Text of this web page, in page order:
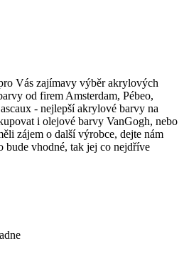
Vás zajímavy výběr akrylových
od firem Amsterdam, Pébeo,
- nejlepší akrylové barvy na
i olejové barvy VanGogh, nebo
zájem o další výrobce, dejte nám
bude vhodné, tak jej co nejdříve